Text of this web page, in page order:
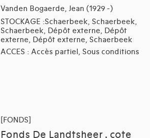
Vanden Bogaerde, Jean (1929 -)
STOCKAGE :Schaerbeek, Schaerbeek,
Schaerbeek, Dépôt externe, Dépôt
externe, Dépôt externe, Schaerbeek
ACCES : Accès partiel, Sous conditions
[FONDS]
Fonds De Landtsheer , cote